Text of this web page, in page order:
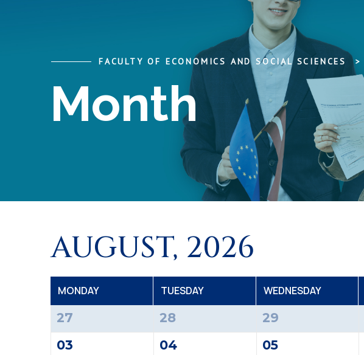
FACULTY OF ECONOMICS AND SOCIAL SCIENCES
Month
AUGUST, 2026
MONDAY TUESDAY WEDNESDAY
27 28 29
03
04 05